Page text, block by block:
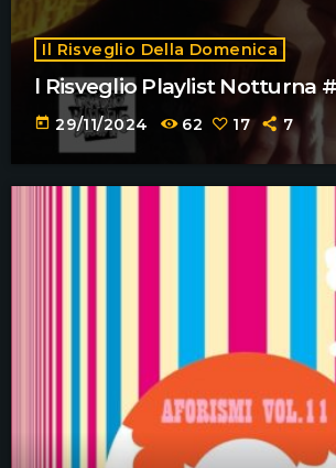
Il Risveglio Della Domenica
l Risveglio Playlist Notturna
today 29/11/2024 62 17 7